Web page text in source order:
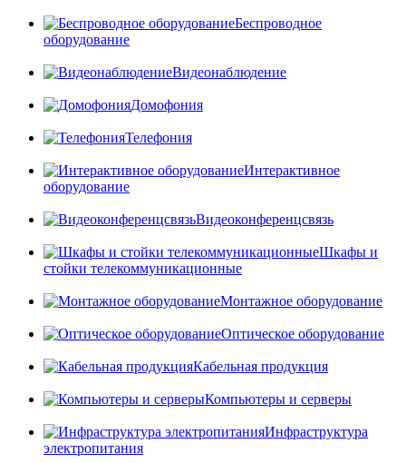
Беспроводное
оборудование
Видеонаблюдение
Домофония
Телефония
Интерактивное
оборудование
Видеоконференцсвязь
Шкафы и
стойки телекоммуникационные
Монтажное оборудование
Оптическое оборудование
Кабельная продукция
Компьютеры и серверы
Инфраструктура
электропитания